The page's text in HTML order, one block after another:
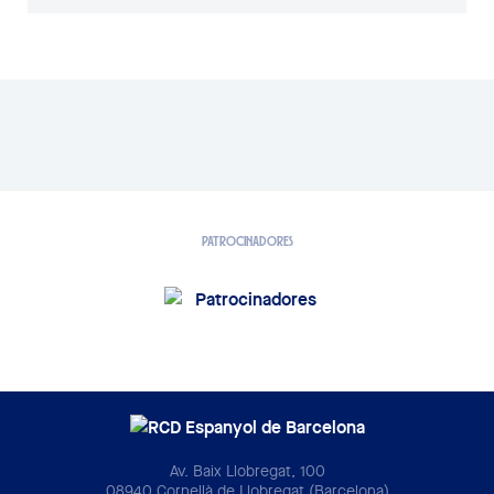
PATROCINADORES
Av. Baix Llobregat, 100